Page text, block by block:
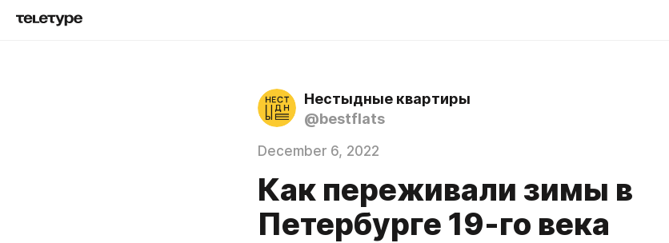
Нестыдные квартиры
@bestflats
December 6, 2022
Как переживали зимы в
Петербурге 19-го века